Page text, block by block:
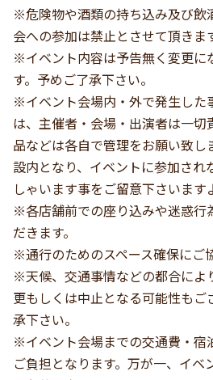
※危険物や酒類の持ち込み及び飲
会への参加は禁止とさせて頂きま
※イベント内容は予告無く変更に
す。予めご了承下さい。
※イベント会場内・外で発生した
は、主催者・会場・出演者は一
品などは各自で管理をお願い致
設内となり、イベントに参加され
しゃいます事をご留意下さいます
※各店舗前での座り込みや迷惑行
だきます。
※通行のためのスペース確保にご
※天候、交通事情などの都合によ
更もしくは中止となる可能性もご
承下さい。
※イベント会場までの交通費・宿
ご負担となります。万が一、イベ